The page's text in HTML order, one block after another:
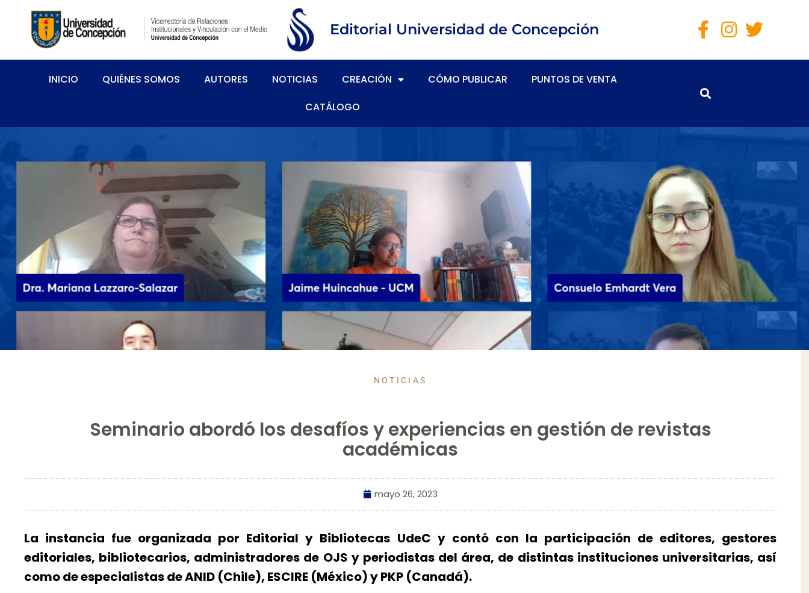
Editorial Universidad de Concepción
INICIO QUIÉNES SOMOS AUTORES NOTICIAS CREACIÓN CÓMO PUBLICAR
PUNTOS DE VENTA
CATÁLOGO
NOTICIAS
Seminario abordó los desafíos y experiencias en gestión de revistas
académicas
mayo 26, 2023
La instancia fue organizada por Editorial y Bibliotecas UdeC y contó con la participación de editores, gestores
editoriales, bibliotecarios, administradores de OJS y periodistas del área, de distintas instituciones universitarias, así
como de especialistas de ANID (Chile), ESCIRE (México) y PKP (Canadá).